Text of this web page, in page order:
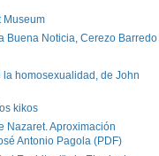
Museum
Buena Noticia, Cerezo Barredo
la homosexualidad, de John
kikos
Nazaret. Aproximación
Antonio Pagola (PDF)